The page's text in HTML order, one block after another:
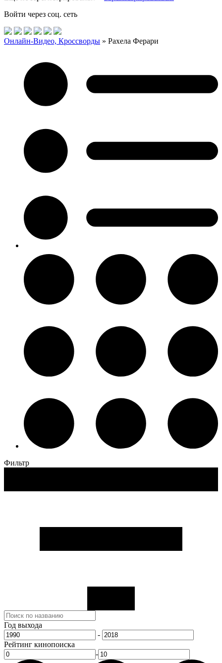
Войти через соц. сеть
Онлайн-Видео, Кроссворды » Рахела Ферари
Фильтр
Год выхода
-
Рейтинг кинопоиска
-